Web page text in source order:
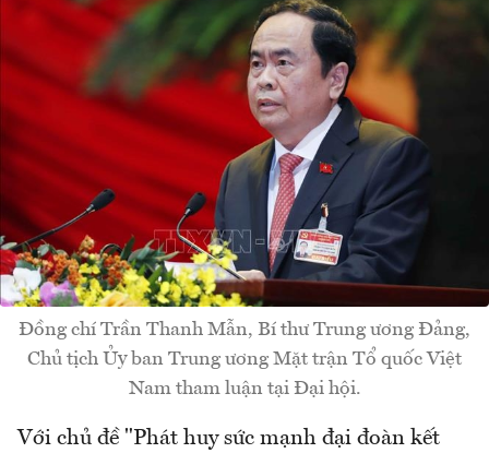
Đồng chí Trần Thanh Mẫn, Bí thư Trung ương Đảng,
Chủ tịch Ủy ban Trung ương Mặt trận Tổ quốc Việt
Nam tham luận tại Đại hội.
Với chủ đề "Phát huy sức mạnh đại đoàn kết